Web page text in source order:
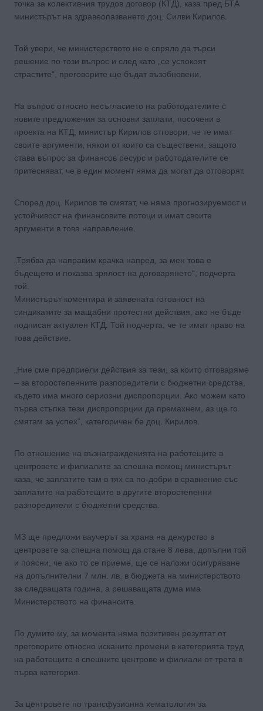
точка за колективния трудов договор (КТД), каза пред БТА
министърът на здравеопазването доц. Силви Кирилов.
Той увери, че министерството не е спряло да търси
решение по този въпрос и след като „се успокоят
страстите“, преговорите ще бъдат възобновени.
На въпрос относно несъгласието на работодателите с
новите предложения за основни заплати, посочени в
проекта на КТД, министър Кирилов отговори, че те имат
своите аргументи, някои от които са съществени, защото
става въпрос за финансов ресурс и работодателите се
притесняват, че в един момент няма да могат да отговорят.
Според доц. Кирилов те смятат, че няма прогнозируемост и
устойчивост на финансовите потоци и имат своите
аргументи в това направление.
„Трябва да направим крачка напред, за мен това е
бъдещето и показва зрялост на договарянето“, подчерта
той.
Министърът коментира и заявената готовност на
синдикатите за мащабни протестни действия, ако не бъде
подписан актуален КТД. Той подчерта, че те имат право на
това действие.
„Ние сме предприели действия за тези, за които отговаряме
– за второстепенните разпоредители с бюджетни средства,
където има много сериозни диспропорции. Ако можем като
първа стъпка тези диспропорции да премахнем, аз ще го
смятам за успех“, категоричен бе доц. Кирилов.
По отношение на възнагражденията на работещите в
центровете и филиалите за спешна помощ министърът
каза, че заплатите там в тях са по-добри в сравнение със
заплатите на работещите в другите второстепенни
разпоредители с бюджетни средства.
МЗ ще предложи ваучерът за храна на дежурство в
центровете за спешна помощ да стане 8 лева, допълни той
и поясни, че ако то се приеме, ще се наложи осигуряване
на допълнителни 7 млн. лв. в бюджета на министерството
за следващата година, а решаващата дума има
Министерството на финансите.
По думите му, за момента няма позитивен резултат от
преговорите относно исканите промени в категорията труд
на работещите в спешните центрове и филиали от трета в
първа категория.
За центровете по трансфузионна хематология за